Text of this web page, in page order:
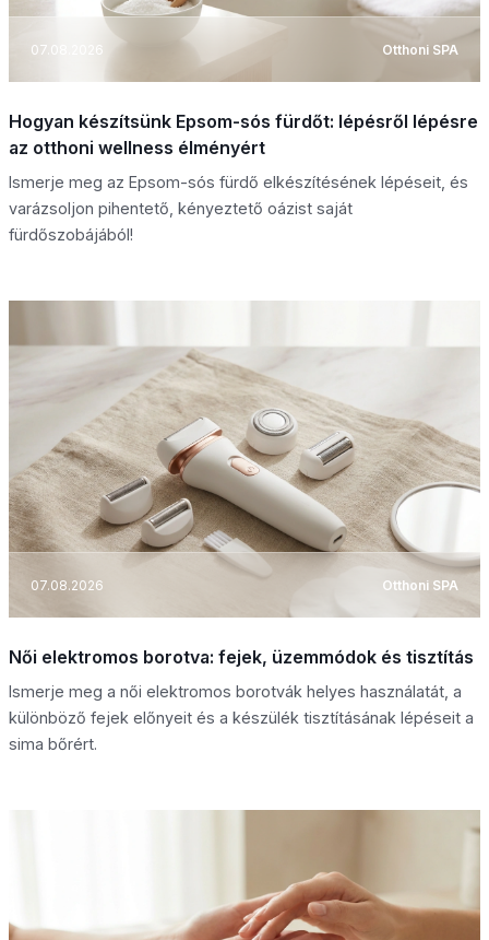
07.08.2026 Otthoni SPA
Hogyan készítsünk Epsom-sós fürdőt: lépésről lépésre
az otthoni wellness élményért
Ismerje meg az Epsom-sós fürdő elkészítésének lépéseit, és
varázsoljon pihentető, kényeztető oázist saját
fürdőszobájából!
07.08.2026 Otthoni SPA
Női elektromos borotva: fejek, üzemmódok és tisztítás
Ismerje meg a női elektromos borotvák helyes használatát, a
különböző fejek előnyeit és a készülék tisztításának lépéseit a
sima bőrért.